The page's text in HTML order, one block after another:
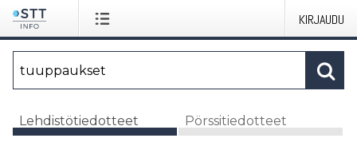
KIRJAUDU
Lehdistötiedotteet Pörssitiedotteet